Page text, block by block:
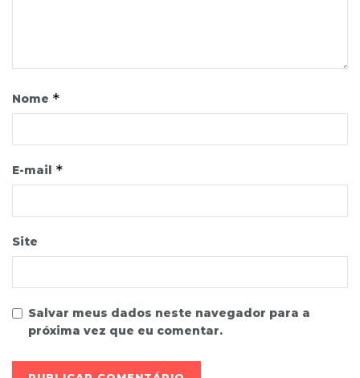
Nome *
E-mail *
Site
Salvar meus dados neste navegador para a
próxima vez que eu comentar.